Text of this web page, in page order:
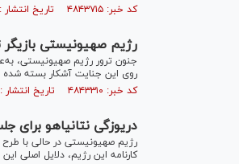
کد خبر: ۴۸۴۳۷۱۵ تاریخ انتشار : ۱۴۰۴/۰۴/۰۷
رژیم صهیونیستی بازیگر
جنون ترور رژیم صهیونیستی،
روی این جنایت آشکار بسته
کد خبر: ۴۸۴۳۳۱۰ تاریخ انتشار : ۱۴۰۴/۰۴/۰۵
دریوزگی نتانیاهو برای
رژیم صهیونیستی در حالی با طرح
کارنامه این رژیم، دلایل اصلی